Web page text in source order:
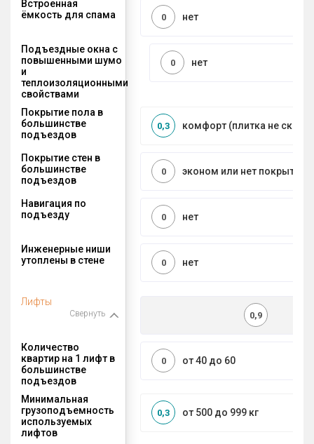
Встроенная
ёмкость для спама
нет
0
Подъездные окна с
повышенными шумо
и
теплоизоляционными
свойствами
нет
0
Покрытие пола в
большинстве
подъездов
комфорт (плитка не
0,3
Покрытие стен в
большинстве
подъездов
эконом или нет покрытия
0
Навигация по
подъезду
нет
0
Инженерные ниши
утоплены в стене
нет
0
Лифты
Свернуть 0,9
Количество
квартир на 1 лифт в
большинстве
подъездов
от 40 до 60
0
Минимальная
грузоподъемность
используемых
лифтов
от 500 до 999 кг
0,3